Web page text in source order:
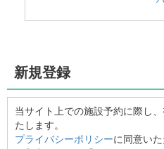
新規登録
当サイト上での施設予約に際し
たします。
プライバシーポリシーに同意い